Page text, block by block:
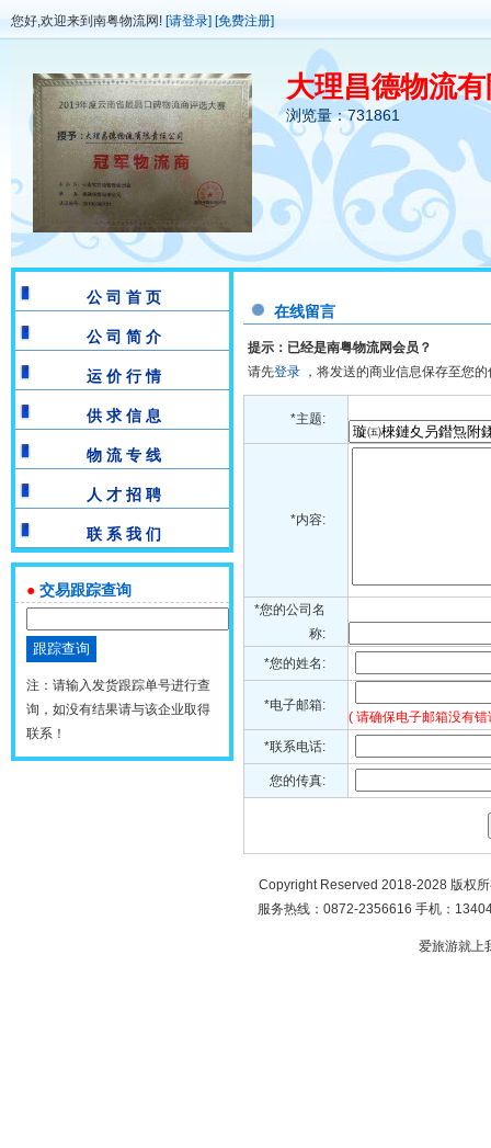
您好,欢迎来到南粤物流网! [请登录] [免费注册]
大理昌德物流
浏览量：731861
公 司 首 页
公 司 简 介
运 价 行 情
供 求 信 息
物 流 专 线
人 才 招 聘
联 系 我 们
● 交易跟踪查询
注：请输入发货跟踪单号进行查
询，如没有结果请与该企业取得
联系！
在线留言
提示：已经是南粤物流网会员？
请先登录 ，将发送的商业信息保存至您
*主题:
*内容:
*您的公司名
称:
*您的姓名:
*电子邮箱:
( 请确保电子邮箱没有
*联系电话:
您的传真:
Copyright Reserved 2018-2028 版权
服务热线：0872-2356616 手机：
爱旅游就上